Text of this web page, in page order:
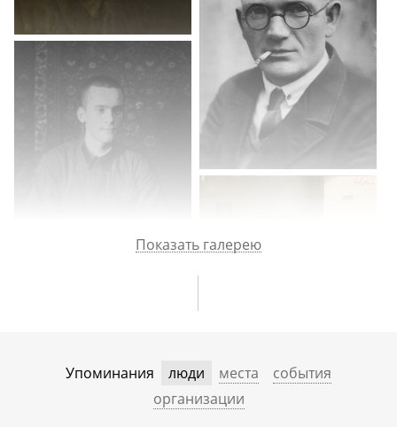
Показать галерею
Упоминания люди места
события
организации